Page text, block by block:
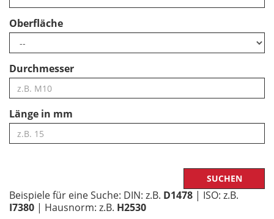
Oberfläche
Durchmesser
Länge in mm
Beispiele für eine Suche: DIN: z.B. D1478 | ISO: z.B.
I7380 | Hausnorm: z.B. H2530